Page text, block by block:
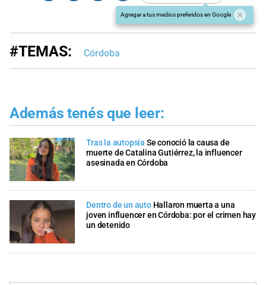
Agregar a tus medios preferidos en Google
#TEMAS: Córdoba
Además tenés que leer:
Tras la autopsia Se conoció la causa de
muerte de Catalina Gutiérrez, la influencer
asesinada en Córdoba
Dentro de un auto Hallaron muerta a una
joven influencer en Córdoba: por el crimen hay
un detenido